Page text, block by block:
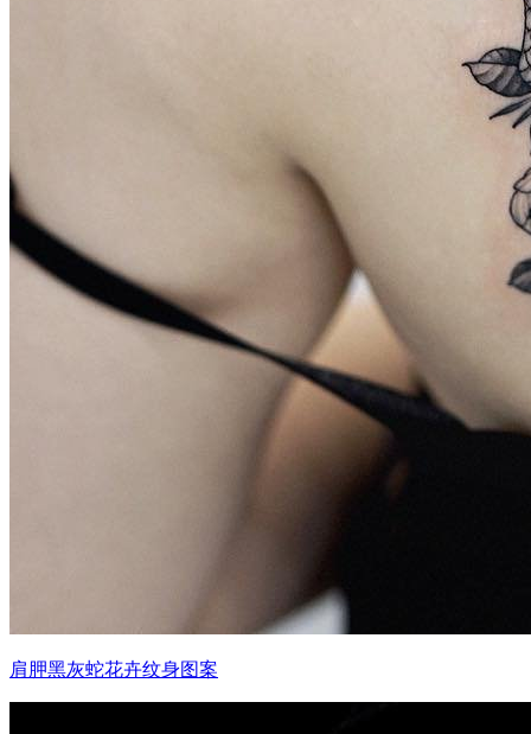
肩胛黑灰蛇花卉纹身图案